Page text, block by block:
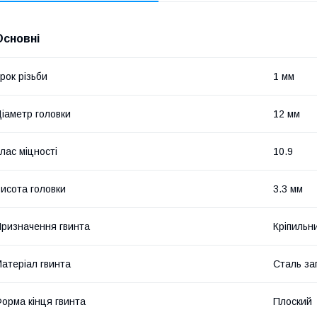
різьби 1 мм
головки 12 мм
міцності 10.9
головки 3.3 мм
гвинта
гвинта Сталь
кінця гвинта Плоский